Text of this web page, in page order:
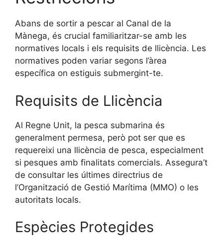
Abans de sortir a pescar al Canal de la
Mànega, és crucial familiaritzar-se amb les
normatives locals i els requisits de llicència. Les
normatives poden variar segons l’àrea
específica on estiguis submergint-te.
Requisits de Llicència
Al Regne Unit, la pesca submarina és
generalment permesa, però pot ser que es
requereixi una llicència de pesca, especialment
si pesques amb finalitats comercials. Assegura’t
de consultar les últimes directrius de
l’Organització de Gestió Marítima (MMO) o les
autoritats locals.
Espècies Protegides